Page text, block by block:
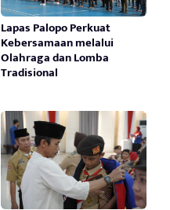
Lapas Palopo Perkuat
Kebersamaan melalui
Olahraga dan Lomba
Tradisional